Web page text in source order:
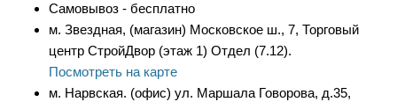
Самовывоз - бесплатно
м. Звездная, (магазин) Московское ш., 7, Торговый
центр СтройДвор (этаж 1) Отдел (7.12).
Посмотреть на карте
м. Нарвская. (офис) ул. Маршала Говорова, д.35,